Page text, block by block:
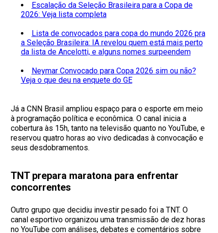
Escalação da Seleção Brasileira para a Copa de
2026: Veja lista completa
Lista de convocados para copa do mundo 2026 pra
a Seleção Brasileira: IA revelou quem está mais perto
da lista de Ancelotti, e alguns nomes surpeendem
Neymar Convocado para Copa 2026 sim ou não?
Veja o que deu na enquete do GE
Já a CNN Brasil ampliou espaço para o esporte em meio
à programação política e econômica. O canal inicia a
cobertura às 15h, tanto na televisão quanto no YouTube, e
reservou quatro horas ao vivo dedicadas à convocação e
seus desdobramentos.
TNT prepara maratona para enfrentar
concorrentes
Outro grupo que decidiu investir pesado foi a TNT. O
canal esportivo organizou uma transmissão de dez horas
no YouTube com análises, debates e comentários sobre